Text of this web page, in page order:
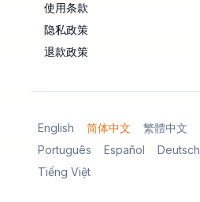
使用条款
隐私政策
退款政策
English 简体中文 繁體中文
Português
Español Deutsch
Tiếng Việt